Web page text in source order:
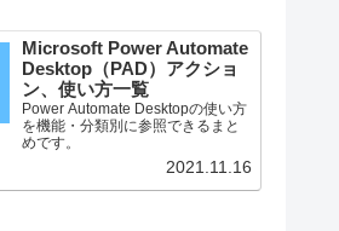
Microsoft Power Automate
Desktop（PAD）アクショ
ン、使い方一覧
Power Automate Desktopの使い方
を機能・分類別に参照できるまと
めです。
2021.11.16